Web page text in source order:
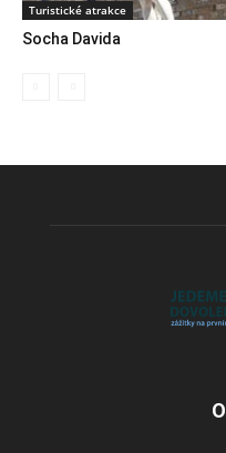
Turistické atrakce
Socha Davida